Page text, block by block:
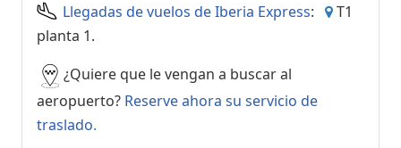
Llegadas de vuelos de Iberia Express:
T1
planta 1.
¿Quiere que le vengan a buscar al
aeropuerto? Reserve ahora su servicio de
traslado.